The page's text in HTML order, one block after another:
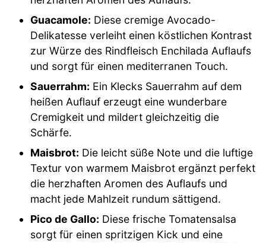
Guacamole: Diese cremige Avocado-
Delikatesse verleiht einen köstlichen Kontrast
zur Würze des Rindfleisch Enchilada Auflaufs
und sorgt für einen mediterranen Touch.
Sauerrahm: Ein Klecks Sauerrahm auf dem
heißen Auflauf erzeugt eine wunderbare
Cremigkeit und mildert gleichzeitig die
Schärfe.
Maisbrot: Die leicht süße Note und die luftige
Textur von warmem Maisbrot ergänzt perfekt
die herzhaften Aromen des Auflaufs und
macht jede Mahlzeit rundum sättigend.
Pico de Gallo: Diese frische Tomatensalsa
sorgt für einen spritzigen Kick und eine